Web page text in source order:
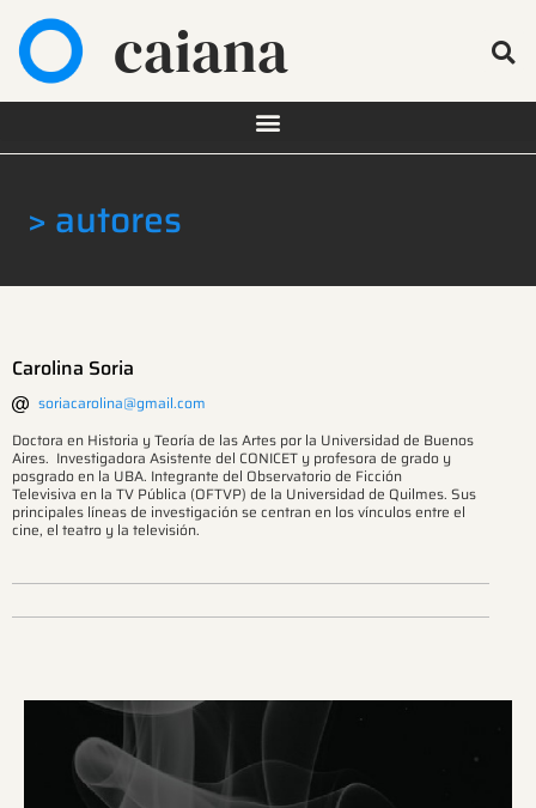
caiana
> autores
Carolina Soria
soriacarolina@gmail.com
Doctora en Historia y Teoría de las Artes por la Universidad de Buenos
Aires. Investigadora Asistente del CONICET y profesora de grado y
posgrado en la UBA. Integrante del Observatorio de Ficción
Televisiva en la TV Pública (OFTVP) de la Universidad de Quilmes. Sus
principales líneas de investigación se centran en los vínculos entre el
cine, el teatro y la televisión.